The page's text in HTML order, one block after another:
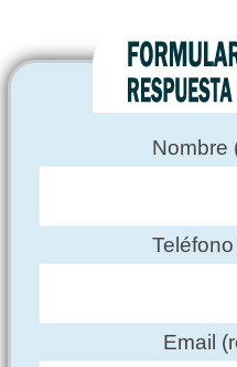
Nombre
Email